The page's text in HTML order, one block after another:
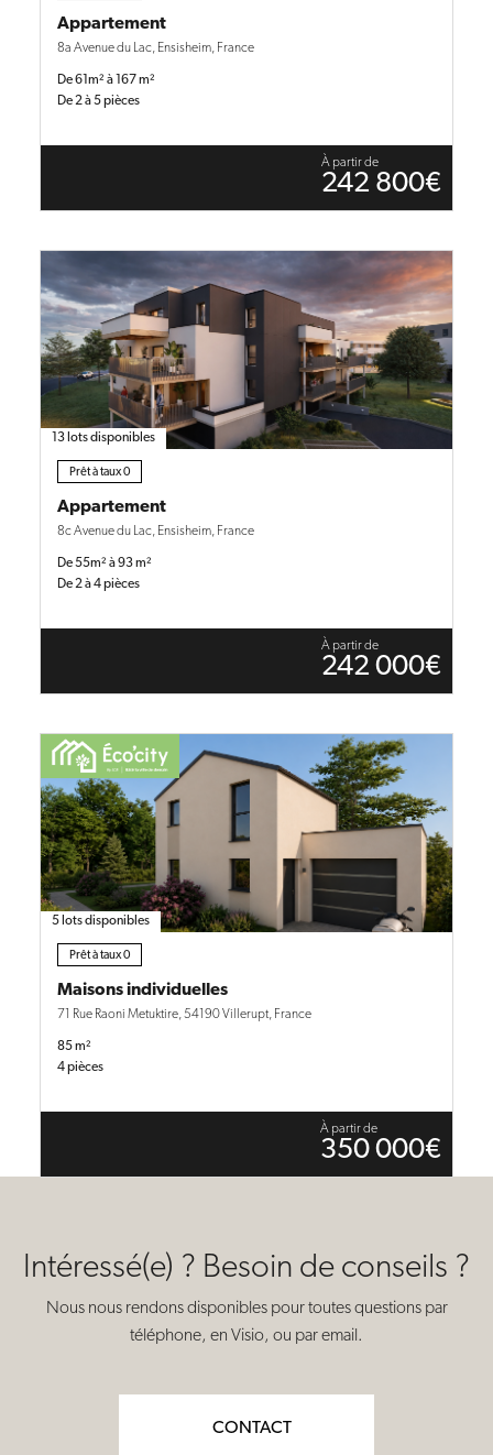
Appartement
8a Avenue du Lac, Ensisheim, France
De 61m² à 167 m²
De 2 à 5 pièces
À partir de
242 800€
13 lots disponibles
Prêt à taux 0
Appartement
8c Avenue du Lac, Ensisheim, France
De 55m² à 93 m²
De 2 à 4 pièces
À partir de
242 000€
5 lots disponibles
Prêt à taux 0
Maisons individuelles
71 Rue Raoni Metuktire, 54190 Villerupt, France
85 m²
4 pièces
À partir de
350 000€
Intéressé(e) ? Besoin de conseils ?
Nous nous rendons disponibles pour toutes questions par
téléphone, en Visio, ou par email.
CONTACT